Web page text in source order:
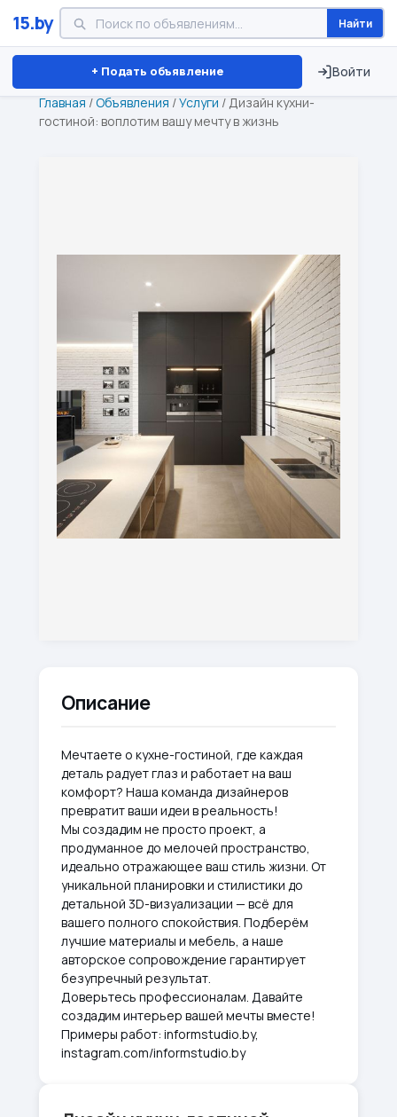
15.by Найти
+ Подать объявление Войти
Минск Витебск Брест ⏱ ТОЛЬКО 15 ДНЕЙ
Главная /Объявления /Услуги / Дизайн кухни-
гостиной: воплотим вашу мечту в жизнь
Описание
Мечтаете о кухне-гостиной, где каждая
деталь радует глаз и работает на ваш
комфорт? Наша команда дизайнеров
превратит ваши идеи в реальность!
Мы создадим не просто проект, а
продуманное до мелочей пространство,
идеально отражающее ваш стиль жизни. От
уникальной планировки и стилистики до
детальной 3D-визуализации — всё для
вашего полного спокойствия. Подберём
лучшие материалы и мебель, а наше
авторское сопровождение гарантирует
безупречный результат.
Доверьтесь профессионалам. Давайте
создадим интерьер вашей мечты вместе!
Примеры работ: informstudio.by,
instagram.com/informstudio.by